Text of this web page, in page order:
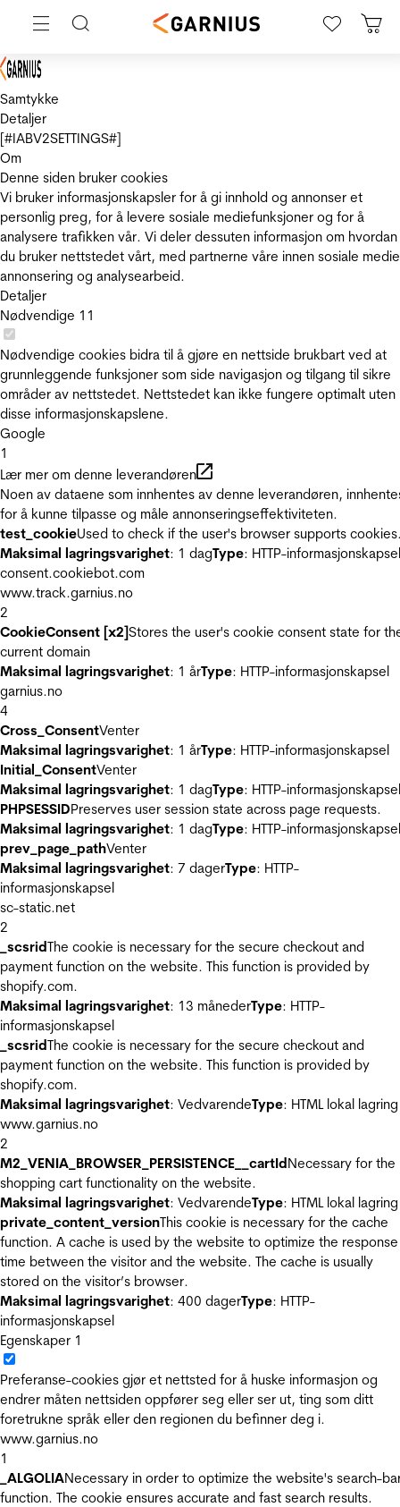
Samtykke
Detaljer
[#IABV2SETTINGS#]
Om
Denne siden bruker cookies
Vi bruker informasjonskapsler for å gi innhold og annonser et
personlig preg, for å levere sosiale mediefunksjoner og for å
analysere trafikken vår. Vi deler dessuten informasjon om hvordan
du bruker nettstedet vårt, med partnerne våre innen sosiale
annonsering og analysearbeid.
Detaljer
Nødvendige 11
Nødvendige cookies bidra til å gjøre en nettside brukbart ved at
grunnleggende funksjoner som side navigasjon og tilgang til sikre
områder av nettstedet. Nettstedet kan ikke fungere optimalt uten
disse informasjonskapslene.
Google
1
Lær mer om denne leverandøren
Noen av dataene som innhentes av denne leverandøren,
for å kunne tilpasse og måle annonseringseffektiviteten.
test_cookieUsed to check if the user's browser supports
Maksimal lagringsvarighet: 1 dagType: HTTP-informasjonskapsel
consent.cookiebot.com
www.track.garnius.no
2
CookieConsent [x2]Stores the user's cookie consent state for
current domain
Maksimal lagringsvarighet: 1 årType: HTTP-informasjonskapsel
garnius.no
4
Cross_ConsentVenter
Maksimal lagringsvarighet: 1 årType: HTTP-informasjonskapsel
Initial_ConsentVenter
Maksimal lagringsvarighet: 1 dagType: HTTP-informasjonskapsel
PHPSESSIDPreserves user session state across page requests.
Maksimal lagringsvarighet: 1 dagType: HTTP-informasjonskapsel
prev_page_pathVenter
Maksimal lagringsvarighet: 7 dagerType: HTTP-
informasjonskapsel
sc-static.net
2
_scsridThe cookie is necessary for the secure checkout and
payment function on the website. This function is provided by
shopify.com.
Maksimal lagringsvarighet: 13 månederType: HTTP-
informasjonskapsel
_scsridThe cookie is necessary for the secure checkout and
payment function on the website. This function is provided by
shopify.com.
Maksimal lagringsvarighet: VedvarendeType: HTML lokal lagring
www.garnius.no
2
M2_VENIA_BROWSER_PERSISTENCE__cartIdNecessary for the
shopping cart functionality on the website.
Maksimal lagringsvarighet: VedvarendeType: HTML lokal lagring
private_content_versionThis cookie is necessary for the cache
function. A cache is used by the website to optimize the response
time between the visitor and the website. The cache is usually
stored on the visitor’s browser.
Maksimal lagringsvarighet: 400 dagerType: HTTP-
informasjonskapsel
Egenskaper 1
Preferanse-cookies gjør et nettsted for å huske informasjon og
endrer måten nettsiden oppfører seg eller ser ut, ting som ditt
foretrukne språk eller den regionen du befinner deg i.
www.garnius.no
1
_ALGOLIANecessary in order to optimize the website's search-
function. The cookie ensures accurate and fast search results.